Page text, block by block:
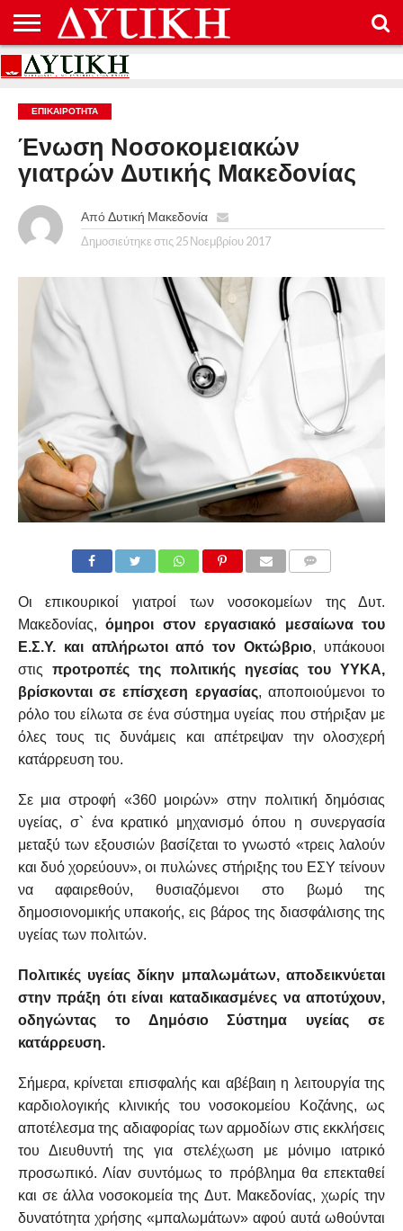
ΑΡΧΙΚΉ
ΕΠΙΚΟΙΝΩΝΊΑ
ΌΡΟΙ
ΠΡΟΣΤΑΣΊΑ
ΔΕΔΟΜΈΝΩΝ
ΕΠΙΚΑΙΡΟΤΗΤΑ
Ένωση Νοσοκομειακών
γιατρών Δυτικής Μακεδονίας
Από Δυτική Μακεδονία
Δημοσιεύτηκε στις 25 Νοεμβρίου 2017
Οι επικουρικοί γιατροί των νοσοκομείων της Δυτ.
Μακεδονίας,όμηροι στον εργασιακό μεσαίωνα του
Ε.Σ.Υ. και απλήρωτοι από τον Οκτώβριο, υπάκουοι
στις προτροπές της πολιτικής ηγεσίας του ΥΥΚΑ,
βρίσκονται σε επίσχεση εργασίας, αποποιούμενοι το
ρόλο του είλωτα σε ένα σύστημα υγείας που στήριξαν με
όλες τους τις δυνάμεις και απέτρεψαν την ολοσχερή
κατάρρευση του.
Σε μια στροφή «360 μοιρών» στην πολιτική δημόσιας
υγείας, σ` ένα κρατικό μηχανισμό όπου η συνεργασία
μεταξύ των εξουσιών βασίζεται το γνωστό «τρεις λαλούν
και δυό χορεύουν», οι πυλώνες στήριξης του ΕΣΥ τείνουν
να αφαιρεθούν, θυσιαζόμενοι στο βωμό της
δημοσιονομικής υπακοής, εις βάρος της διασφάλισης της
υγείας των πολιτών.
Πολιτικές υγείας δίκην μπαλωμάτων, αποδεικνύεται
στην πράξη ότι είναι καταδικασμένες να αποτύχουν,
οδηγώντας το Δημόσιο Σύστημα υγείας σε
κατάρρευση.
Σήμερα, κρίνεται επισφαλής και αβέβαιη η λειτουργία της
καρδιολογικής κλινικής του νοσοκομείου Κοζάνης, ως
αποτέλεσμα της αδιαφορίας των αρμοδίων στις εκκλήσεις
του Διευθυντή της για στελέχωση με μόνιμο ιατρικό
προσωπικό. Λίαν συντόμως το πρόβλημα θα επεκταθεί
και σε άλλα νοσοκομεία της Δυτ. Μακεδονίας, χωρίς την
δυνατότητα χρήσης «μπαλωμάτων» αφού αυτά ωθούνται